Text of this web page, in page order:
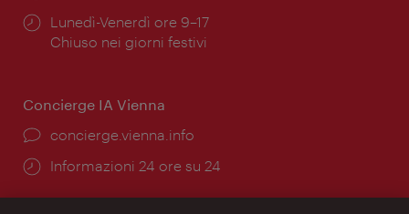
Orari
di
Lunedì-Venerdì ore 9–17
Chiuso nei giorni festivi
Concierge IA Vienna
Ort:
concierge.vienna.info
Öffnungszeiten:
Informazioni 24 ore su 24